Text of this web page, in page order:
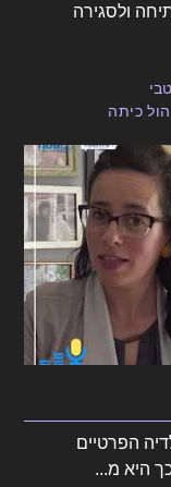
ולסגירה
כיתה
הפרטיים
היא מ...